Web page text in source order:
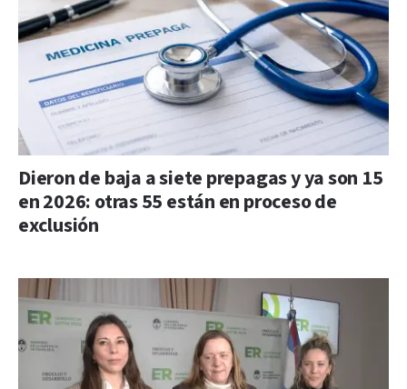
Dieron de baja a siete prepagas y ya son 15
en 2026: otras 55 están en proceso de
exclusión